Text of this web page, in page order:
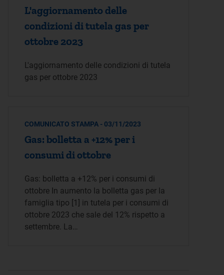
L'aggiornamento delle
condizioni di tutela gas per
ottobre 2023
L'aggiornamento delle condizioni di tutela
gas per ottobre 2023
COMUNICATO STAMPA - 03/11/2023
Gas: bolletta a +12% per i
consumi di ottobre
Gas: bolletta a +12% per i consumi di
ottobre In aumento la bolletta gas per la
famiglia tipo [1] in tutela per i consumi di
ottobre 2023 che sale del 12% rispetto a
settembre. La…